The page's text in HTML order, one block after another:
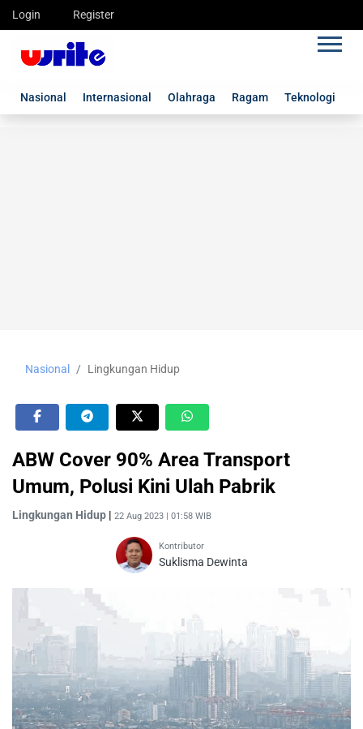
Login Register
Nasional Internasional Olahraga Ragam Teknologi
Nasional Lingkungan Hidup
ABW Cover 90% Area Transport
Umum, Polusi Kini Ulah Pabrik
Lingkungan Hidup | 22 Aug 2023 | 01:58 WIB
Kontributor
Suklisma Dewinta